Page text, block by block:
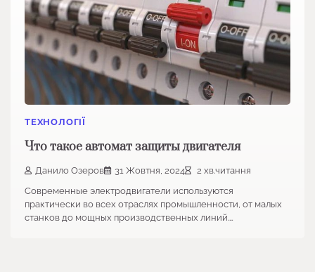
ТЕХНОЛОГІЇ
Что такое автомат защиты двигателя
Данило Озеров 31 Жовтня, 2024
2 хв.читання
Современные электродвигатели используются
практически во всех отраслях промышленности, от малых
станков до мощных производственных линий.…